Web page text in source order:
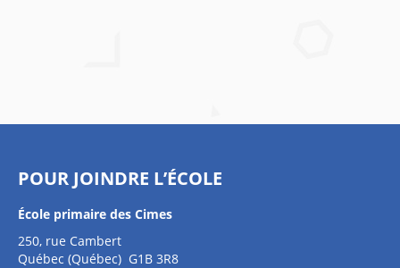
POUR JOINDRE L’ÉCOLE
École primaire des Cimes
250, rue Cambert
Québec (Québec) G1B 3R8